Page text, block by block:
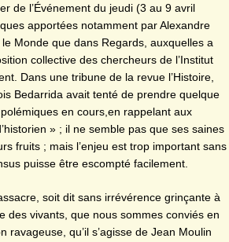
de l’Événement du jeudi (3 au 9 avril
apportées notamment par Alexandre
Monde que dans Regards, auxquelles a
collective des chercheurs de l’Institut
Dans une tribune de la revue l’Histoire,
Bedarrida avait tenté de prendre quelque
en cours,en rappelant aux
» ; il ne semble pas que ses saines
fruits ; mais l’enjeu est trop important sans
puisse être escompté facilement.
soit dit sans irrévérence grinçante à
des vivants, que nous sommes conviés en
ravageuse, qu’il s’agisse de Jean Moulin